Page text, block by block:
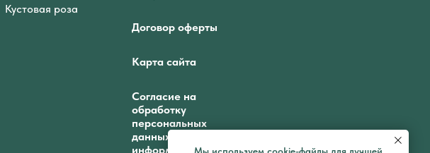
Кустовая роза
Договор оферты
Карта сайта
Согласие на
обработку
персональных
данных и получение
информационных